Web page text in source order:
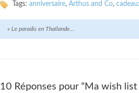
Tags: anniversaire, Arthus and Co,
« Le paradis en Thaïlande…
10 Réponses pour “Ma wish